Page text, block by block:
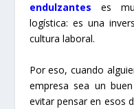
endulzantes es
logística: es una
cultura laboral.
Por eso, cuando
empresa sea un
evitar pensar en esos